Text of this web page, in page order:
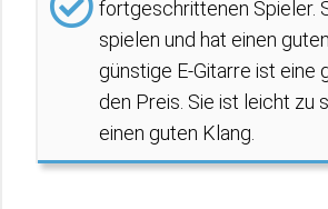
fortgeschrittenen Spieler.
spielen und hat einen
günstige E-Gitarre ist eine
den Preis. Sie ist leicht zu
einen guten Klang.